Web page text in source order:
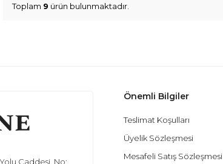
Toplam 9 ürün bulunmaktadır.
Caddesi, No:
Önemli Bilgiler
Teslimat Koşulları
Üyelik Sözleşmesi
Mesafeli Satış Sözleşmesi